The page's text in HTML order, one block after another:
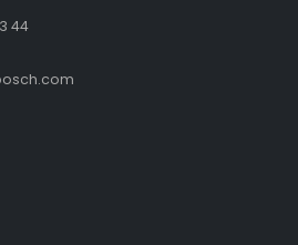
44